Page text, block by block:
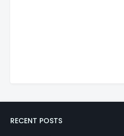
RECENT POSTS